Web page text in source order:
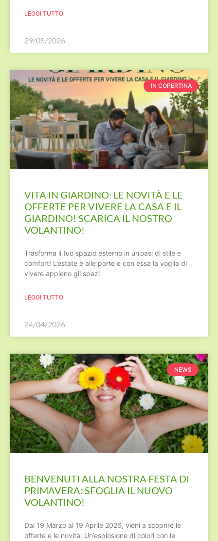
LEGGI TUTTO
29/05/2026
IN COPERTINA
VITA IN GIARDINO: LE NOVITÀ E LE
OFFERTE PER VIVERE LA CASA E IL
GIARDINO! SCARICA IL NOSTRO
VOLANTINO!
Trasforma il tuo spazio esterno in un’oasi di stile e
comfort! L’estate è alle porte e con essa la voglia di
vivere appieno gli spazi
LEGGI TUTTO
24/04/2026
NEWS
BENVENUTI ALLA NOSTRA FESTA DI
PRIMAVERA: SFOGLIA IL NUOVO
VOLANTINO!
Dal 19 Marzo al 19 Aprile 2026, vieni a scoprire le
offerte e le novità: Un’esplosione di colori con le